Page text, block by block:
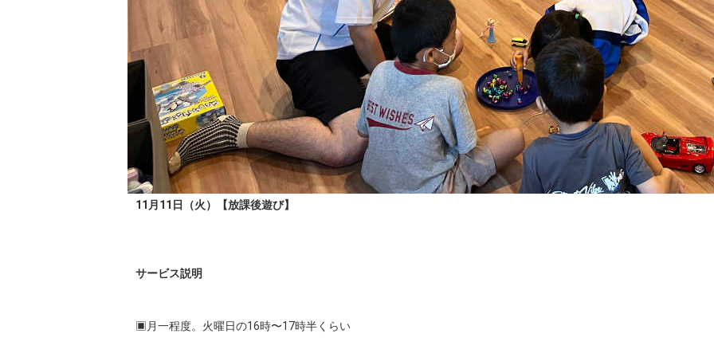
11月11日（火）【放課後遊び】
サービス説明
▣月一程度。火曜日の16時〜17時半くらい